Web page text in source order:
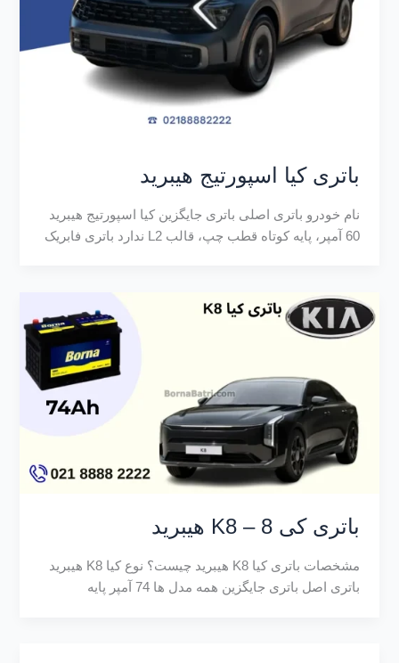
باتری کیا اسپورتیج هیبرید
نام خودرو باتری اصلی باتری جایگزین کیا اسپورتیج هیبرید
60 آمپر، پایه کوتاه قطب چپ، قالب L2 ندارد باتری فابریک
باتری کی 8 – K8 هیبرید
مشخصات باتری کیا K8 هیبرید چیست؟ نوع کیا K8 هیبرید
باتری اصل باتری جایگزین همه مدل ها 74 آمپر پایه